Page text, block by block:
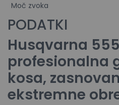
Moč zvoka
PODATKI
Husqvarna
profesionalna
kosa,
ekstremne